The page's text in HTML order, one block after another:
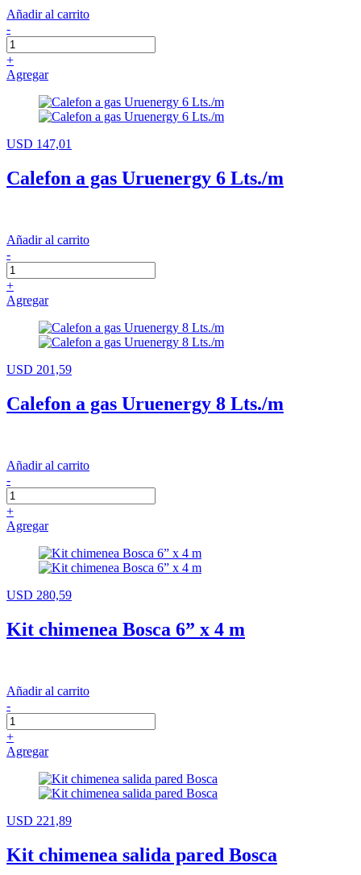
Añadir al carrito
-
+
Agregar
USD 147,01
Calefon a gas Uruenergy 6 Lts./m
Añadir al carrito
-
+
Agregar
USD 201,59
Calefon a gas Uruenergy 8 Lts./m
Añadir al carrito
-
+
Agregar
USD 280,59
Kit chimenea Bosca 6” x 4 m
Añadir al carrito
-
+
Agregar
USD 221,89
Kit chimenea salida pared Bosca